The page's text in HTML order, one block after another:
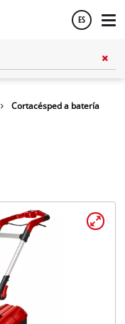
ES
Cortacésped a batería